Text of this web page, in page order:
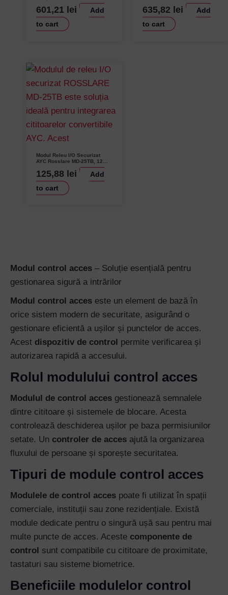
601,21 lei
Add
to cart
Comunicare Echipamente
Serial
635,82 lei
Add
to cart
Modul Releu I/O Securizat
AYC Rosslare MD-25TB, 12
VDC, 2A, Releu SPDT,
Utilizare Interior
125,88 lei
Add
to cart
Modul control acces – Soluție esențială pentru
gestionarea sigură a intrărilor
Modul control acces este un element de bază în
orice sistem modern de securitate, asigurând o
gestionare eficientă a ușilor și punctelor de acces.
Acest dispozitiv de control permite verificarea și
autorizarea rapidă a accesului.
Rolul modulului control acces
Modulul de control acces gestionează semnalele
dintre cititoare și sistemele de blocare. Acesta
controlează deschiderea ușilor pe baza permisiunilor
setate. Un controler de acces ajută la organizarea
fluxului de persoane și sporește securitatea.
Tipuri de module control acces
Modulele de control acces poate fi utilizat în spații
comerciale, instituții sau zone rezidențiale. Există
module dedicate pentru o singură ușă sau pentru mai
multe puncte de acces. Aceste componente de
control sunt compatibile cu cititoare de proximitate,
tastaturi sau sisteme biometrice.
Beneficiile modulelor control
Password
Remember Me
Lost your password?